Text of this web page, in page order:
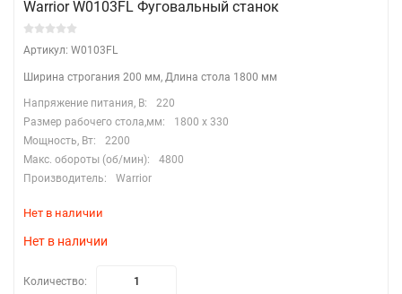
Warrior W0103FL Фуговальный станок
Артикул: W0103FL
Ширина строгания 200 мм, Длина стола 1800 мм
Напряжение питания, В:
220
Размер рабочего стола,мм:
1800 х 330
Мощность, Вт:
2200
Макс. обороты (об/мин):
4800
Производитель:
Warrior
Нет в наличии
Нет в наличии
Количество: